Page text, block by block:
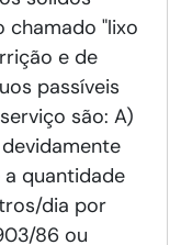
chamado "lixo
e de
passíveis
são: A)
quantidade
dia por
86 ou